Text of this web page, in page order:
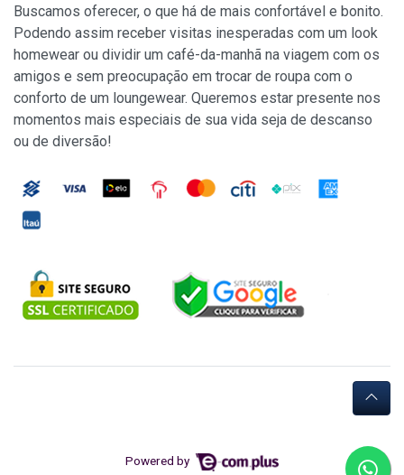
Buscamos oferecer, o que há de mais confortável e bonito.
Podendo assim receber visitas inesperadas com um look
homewear ou dividir um café-da-manhã na viagem com os
amigos e sem preocupação em trocar de roupa com o
conforto de um loungewear. Queremos estar presente nos
momentos mais especiais de sua vida seja de descanso
ou de diversão!
Powered by